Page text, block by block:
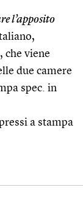
l’apposito
che viene
due camere
spec. in
a stampa